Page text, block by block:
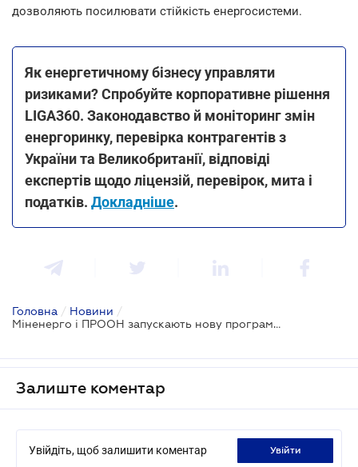
дозволяють посилювати стійкість енергосистеми.
Як енергетичному бізнесу управляти
ризиками? Спробуйте корпоративне рішення
LIGA360. Законодавство й моніторинг змін
енергоринку, перевірка контрагентів з
України та Великобританії, відповіді
експертів щодо ліцензій, перевірок, мита і
податків. Докладніше.
Головна / Новини /
Міненерго і ПРООН запускають нову програму співпраці, спрямовану на «зелену» трансформацію енергосектору
Залиште коментар
Увійдіть, щоб залишити коментар увійти